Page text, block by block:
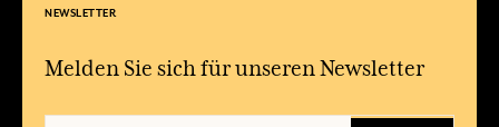
NEWSLETTER
Melden Sie sich für unseren Newsletter